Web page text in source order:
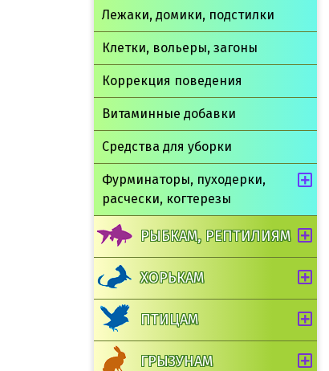
Лежаки, домики, подстилки
Клетки, вольеры, загоны
Коррекция поведения
Витаминные добавки
Средства для уборки
Фурминаторы, пуходерки,
расчески, когтерезы
РЫБКАМ, РЕПТИЛИЯМ
ХОРЬКАМ
ПТИЦАМ
ГРЫЗУНАМ